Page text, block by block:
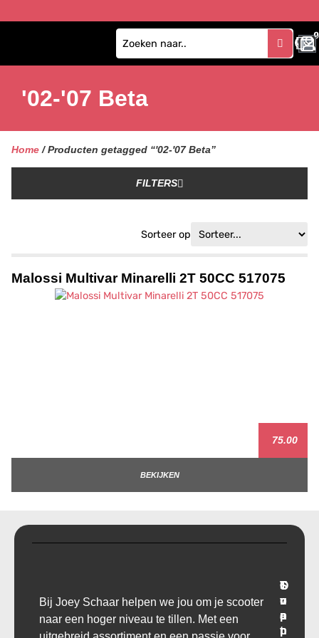
0
0
'02-'07 Beta
Home / Producten getagged “'02-'07 Beta”
FILTERS
Sorteer op
Malossi Multivar Minarelli 2T 50CC 517075
75.00
BEKIJKEN
Bij Joey Schaar helpen we jou om je scooter
naar een hoger niveau te tillen. Met een
T
r
a
n
O
v
e
r
S
u
p
p
C
o
n
t